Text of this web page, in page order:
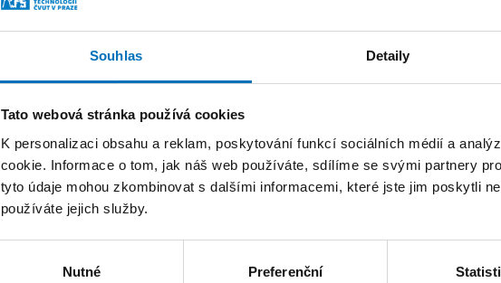
Souhlas Detaily
Tato webová stránka používá cookies
K personalizaci obsahu a reklam, poskytování funkcí sociálních médií a
cookie. Informace o tom, jak náš web používáte, sdílíme se svými partnery
tyto údaje mohou zkombinovat s dalšími informacemi, které jste jim poskytli
používáte jejich služby.
Nutné Preferenční
skupinovému doporučování. Vedle toho se zapojily také do
příspěvkem zaměřeným na segmentově orientovanou analytiku pro
z praktických zkušeností deníku The Telegraph.
„RecSys 2025 v Praze dosáhl historického
v průmyslové části programu oproti minulým
a byl vůbec nejvyšší za celou dobu konání
Rodrigo Augusto da Silva Alves. „Silné
a aplikovaného výzkumu v oblasti
v RecombeeLab jdeme správnou cestou a